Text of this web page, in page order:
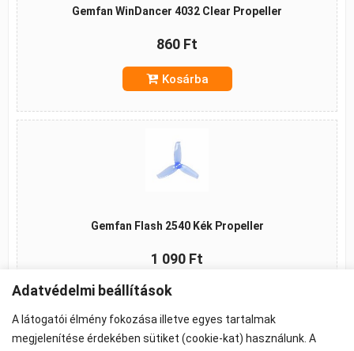
Gemfan WinDancer 4032 Clear Propeller
860 Ft
Kosárba
Gemfan Flash 2540 Kék Propeller
1 090 Ft
Kosárba
Adatvédelmi beállítások
A látogatói élmény fokozása illetve egyes tartalmak
megjelenítése érdekében sütiket (cookie-kat) használunk. A